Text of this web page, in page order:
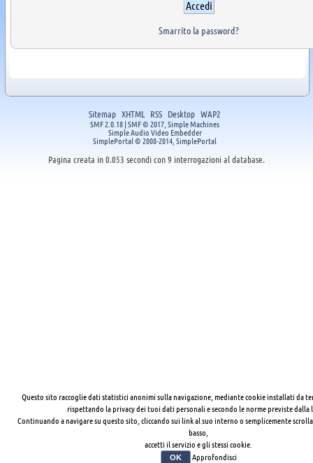
Smarrito la password?
Sitemap XHTML RSS Desktop WAP2
SMF 2.0.18|SMF © 2017 Simple Machines
Simple Audio Video Embedder
SimplePortal © 2008-2014, SimplePortal
Pagina creata in 0.053 secondi con 9 interrogazioni al database.
Questo sito raccoglie dati statistici anonimi sulla navigazione, mediante cookie installati da
rispettando la privacy dei tuoi dati personali e secondo le norme previste dalla
Continuando a navigare su questo sito, cliccando sui link al suo interno o semplicemente
basso,
accetti il servizio e gli stessi cookie.
OK Approfondisci